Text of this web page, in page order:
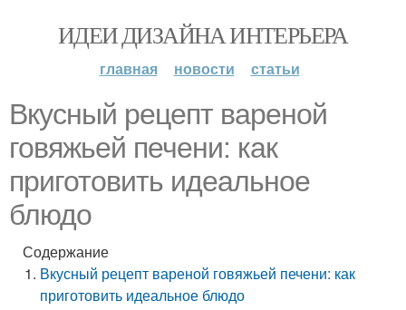
ИДЕИ ДИЗАЙНА ИНТЕРЬЕРА
главная новости статьи
Вкусный рецепт вареной
говяжьей печени: как
приготовить идеальное
блюдо
Содержание
Вкусный рецепт вареной говяжьей печени: как
приготовить идеальное блюдо